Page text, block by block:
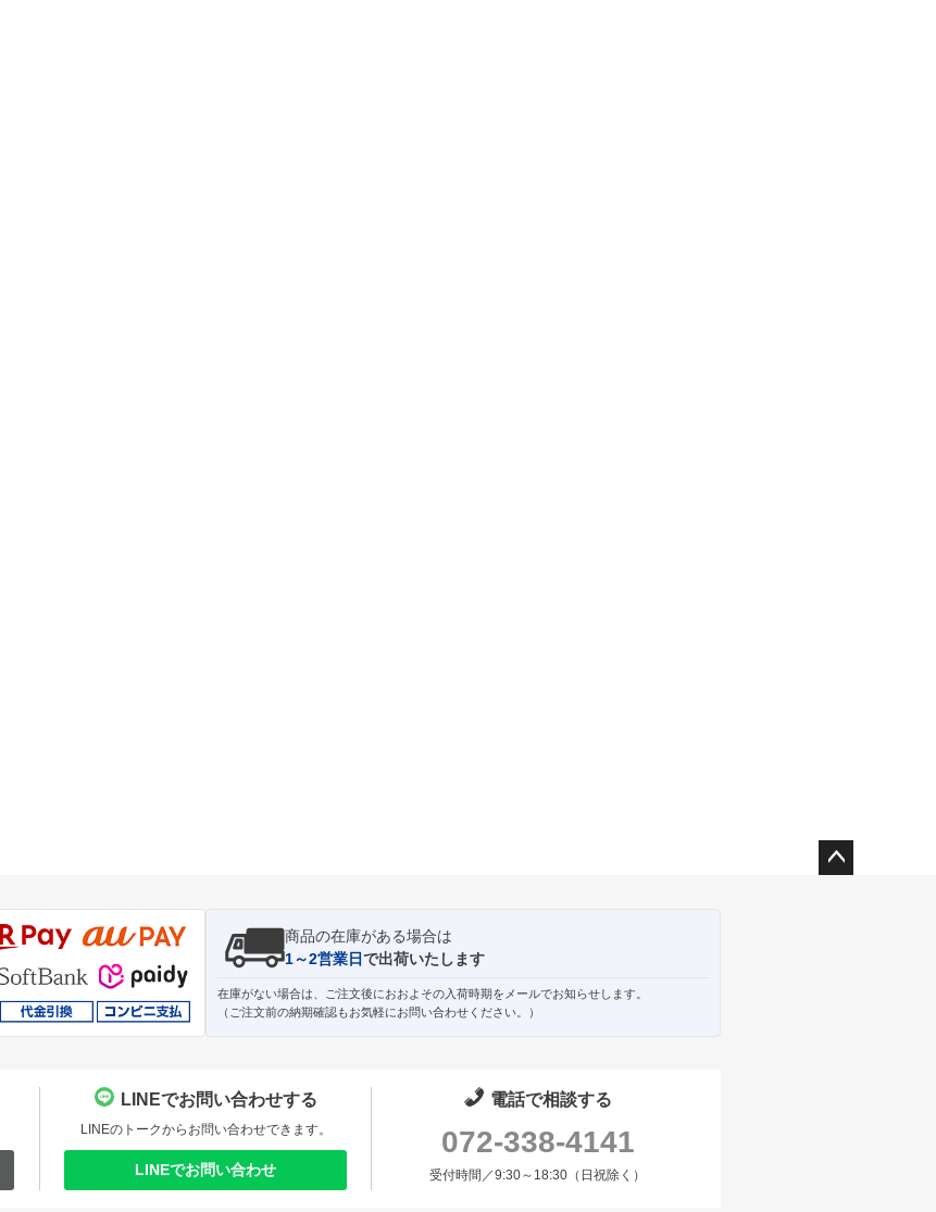
商品の在庫がある場合は
1～2営業日で出荷いたします
在庫がない場合は、ご注文後におおよその入荷時期をメールでお知らせします。
（ご注文前の納期確認もお気軽にお問い合わせください。）
LINEでお問い合わせする
LINEのトークからお問い合わせできます。
LINEでお問い合わせ
電話で相談する
072-338-4141
受付時間／9:30～18:30（日祝除く）